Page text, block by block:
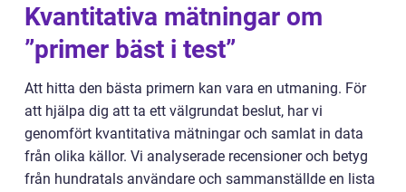
Kvantitativa mätningar om
”primer bäst i test”
Att hitta den bästa primern kan vara en utmaning. För
att hjälpa dig att ta ett välgrundat beslut, har vi
genomfört kvantitativa mätningar och samlat in data
från olika källor. Vi analyserade recensioner och betyg
från hundratals användare och sammanställde en lista